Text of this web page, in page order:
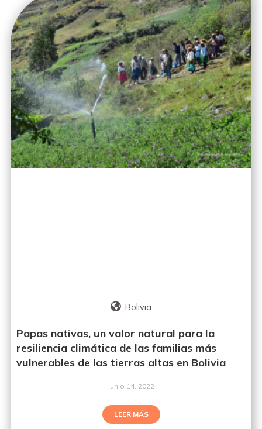
Bolivia
Papas nativas, un valor natural para la
resiliencia climática de las familias más
vulnerables de las tierras altas en Bolivia
junio 14, 2022
LEER MÁS